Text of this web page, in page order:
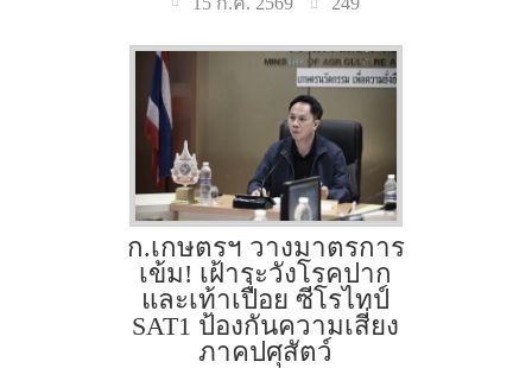
ก.เกษตรฯ วางมาตรการ
เข้ม! เฝ้าระวังโรคปาก
และเท้าเปื่อย ซีโรไทป์
SAT1 ป้องกันความเสี่ยง
ภาคปศุสัตว์